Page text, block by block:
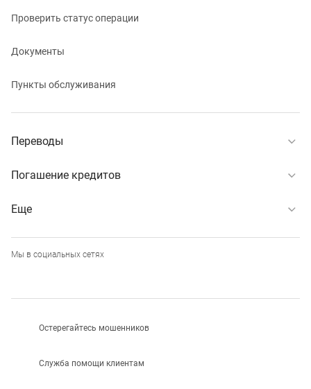
Проверить статус операции
Документы
Пункты обслуживания
Переводы
Погашение кредитов
Еще
Мы в социальных сетях
Остерегайтесь мошенников
Служба помощи клиентам